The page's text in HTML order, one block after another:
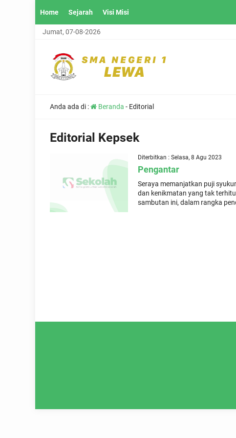
Home Sejarah Visi Misi
Jumat, 07-08-2026
Anda ada di : Beranda - Editorial
Editorial Kepsek
Diterbitkan : Selasa, 8 Agu 2023
Pengantar
Seraya memanjatkan puji
dan kenikmatan yang tak
sambutan ini, dalam rangka